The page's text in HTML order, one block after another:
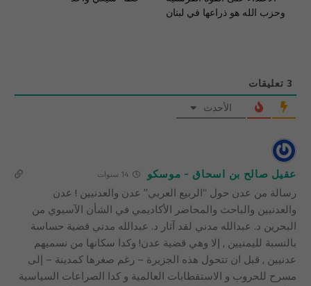
وحزب الله هو ذراعها في لبنان
3 تعليقات
الأحدث
عقيل صالح بن اسحاق - موسكو 14 سنوات
رسالة من عدن حول “الربيع العربي” عدن والعدنيين ! عدن
والعدنيين والباحث والمحاضر الأكاديمي في الشأن الآسيوي من
البحرين د. عبدالله مدني لقد آثار د. عبدالله مدني قضية حساسة
بالنسبة لليمنيين , إلا وهي قضية عدن! وكدا سكانها من نسميهم
عدنيين , قبل ان تتحول هذه الجزيرة – رغم صغرها كمدينة – إلى
مسرح للحروب و الاستقطابات العالمية و كدا الصراعات السياسية